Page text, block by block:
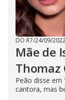
DO R7/24/09/
Mãe de
Thomaz
Peão disse em
cantora, mas